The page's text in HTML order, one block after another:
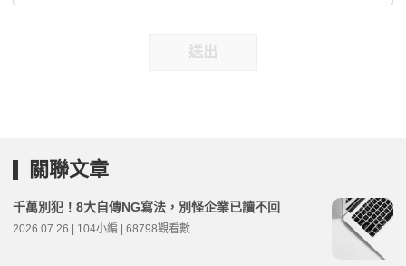
送出
關聯文章
千萬別犯！8大自傳NG寫法，別怪企業已讀不回
2026.07.26 | 104小編 | 68798觀看數